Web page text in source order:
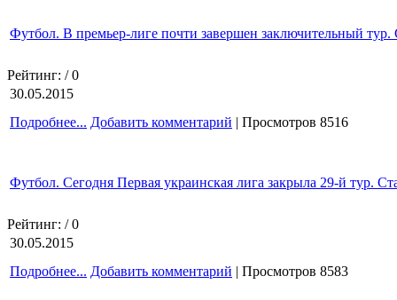
Футбол. В премьер-лиге почти завершен заключительный тур.
Рейтинг: / 0
30.05.2015
Подробнее... Добавить комментарий | Просмотров 8516
Футбол. Сегодня Первая украинская лига закрыла 29-й тур.
Рейтинг: / 0
30.05.2015
Подробнее... Добавить комментарий | Просмотров 8583